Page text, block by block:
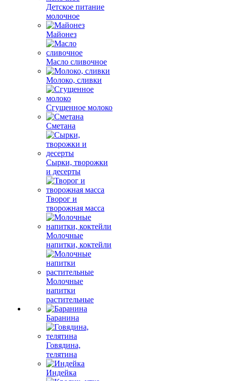
Детское питание
молочное
Майонез
Масло сливочное
Молоко, сливки
Сгущенное молоко
Сметана
Сырки, творожки
и десерты
Творог и
творожная масса
Молочные
напитки, коктейли
Молочные
напитки
растительные
Баранина
Говядина,
телятина
Индейка